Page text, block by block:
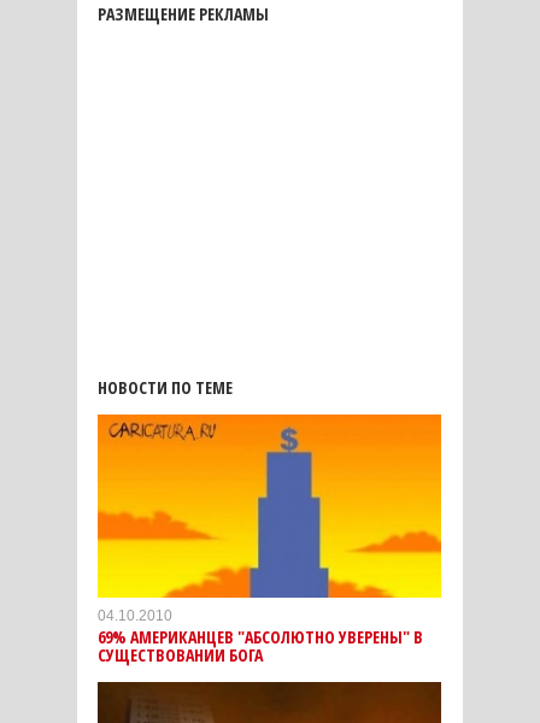
РАЗМЕЩЕНИЕ РЕКЛАМЫ
НОВОСТИ ПО ТЕМЕ
04.10.2010
69% АМЕРИКАНЦЕВ "АБСОЛЮТНО УВЕРЕНЫ" В
СУЩЕСТВОВАНИИ БОГА